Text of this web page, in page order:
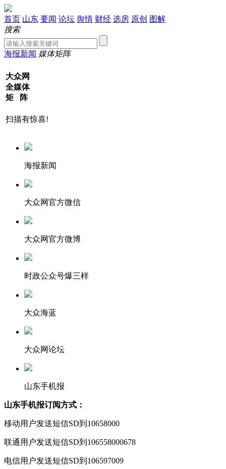
首页 山东 要闻 论坛 舆情 财经 选房 原创 图解
搜索
海报新闻 媒体矩阵
大众网
全媒体
矩 阵
扫描有惊喜!
海报新闻
大众网官方微信
大众网官方微博
时政公众号爆三样
大众海蓝
大众网论坛
山东手机报
山东手机报订阅方式：
移动用户发送短信SD到10658000
联通用户发送短信SD到106558000678
电信用户发送短信SD到106597009